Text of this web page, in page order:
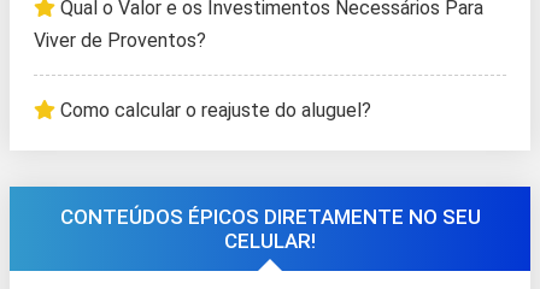
Qual o Valor e os Investimentos Necessários Para
Viver de Proventos?
Como calcular o reajuste do aluguel?
CONTEÚDOS ÉPICOS DIRETAMENTE NO SEU
CELULAR!